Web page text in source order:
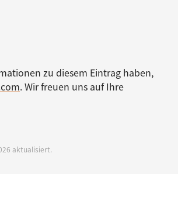
zu diesem Eintrag haben,
. Wir freuen uns auf Ihre
aktualisiert.